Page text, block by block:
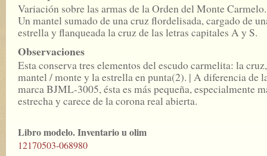
Variación sobre las armas de la Orden del Monte Carmelo.
Un mantel sumado de una cruz flordelisada, cargado de
estrella y flanqueada la cruz de las letras capitales A y S.
Observaciones
Esta conserva tres elementos del escudo carmelita: la
mantel / monte y la estrella en punta(2). | A diferencia de
marca BJML-3005, ésta es más pequeña, especialmente
estrecha y carece de la corona real abierta.
Libro modelo. Inventario u olim
12170503-068980